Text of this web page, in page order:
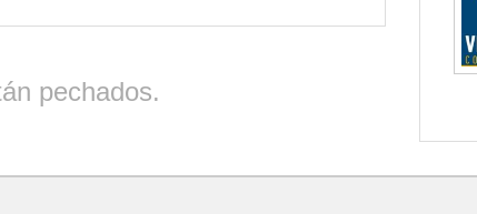
pechados.